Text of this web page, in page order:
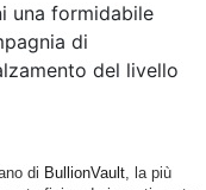
una formidabile
di
del livello
di BullionVault , la più